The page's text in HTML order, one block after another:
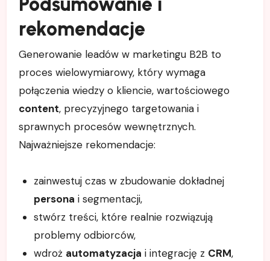
rekomendacje
Generowanie leadów w marketingu B2B to
proces wielowymiarowy, który wymaga
połączenia wiedzy o kliencie, wartościowego
content, precyzyjnego targetowania i
sprawnych procesów wewnętrznych.
Najważniejsze rekomendacje:
zainwestuj czas w zbudowanie dokładnej
persona i segmentacji,
stwórz treści, które realnie rozwiązują
problemy odbiorców,
wdroż automatyzacja i integrację z CRM,